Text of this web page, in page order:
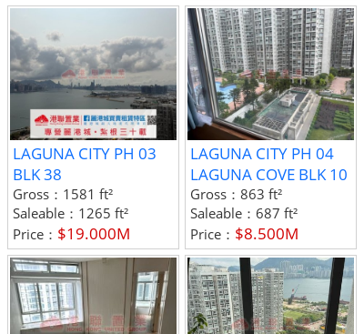
LAGUNA CITY PH 03
BLK 38
Gross： 1581 ft²
Saleable： 1265 ft²
Price： $19.000M
LAGUNA CITY PH 04
LAGUNA COVE BLK 10
Gross： 863 ft²
Saleable： 687 ft²
Price： $8.500M